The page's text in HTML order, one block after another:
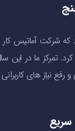
قبل بود که شرکت
تمرکز ما در این
نیاز های